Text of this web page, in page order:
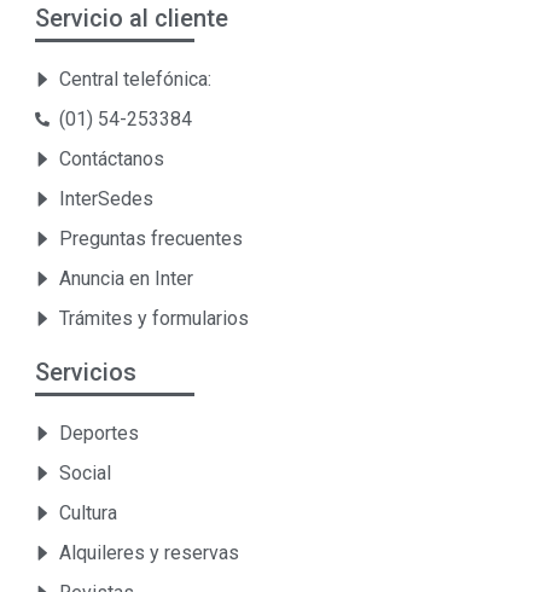
Servicio al cliente
Central telefónica:
(01) 54-253384
Contáctanos
InterSedes
Preguntas frecuentes
Anuncia en Inter
Trámites y formularios
Servicios
Deportes
Social
Cultura
Alquileres y reservas